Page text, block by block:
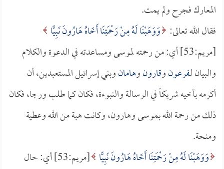
المعارك فجرح ولم يمت.
فقال الله تعالى: وَوَهَبْنَا لَهُ مِنْ رَحْمَتِنَا أَخَاهُ هَارُونَ نَبِيًّا
[مريم:53] أي: من رحمته لموسى ومساعدته في الدعوة والكلام
والبيان لـفرعونوقارونوهامانوبني إسرائيل المستعبدين، أن
أكرمه بأخيه شريكاً في الرسالة والنبوءة، فكان كما طلب ورجا، فكان
ذلك من رحمة الله بموسى وهارون، وكانت هبة من الله وعطية
ومنحة.
وَوَهَبْنَا لَهُ مِنْ رَحْمَتِنَا أَخَاهُ هَارُونَ نَبِيًّا
[مريم:53] أي: حال